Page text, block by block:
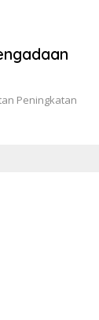
Peningkatan